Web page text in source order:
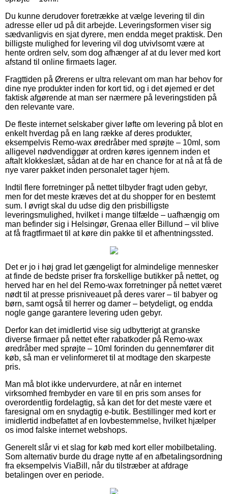
Du kunne derudover foretrække at vælge levering til din
adresse eller ud på dit arbejde. Leveringsformen viser sig
sædvanligvis en sjat dyrere, men endda meget praktisk. Den
billigste mulighed for levering vil dog utvivlsomt være at
hente ordren selv, som dog afhænger af at du lever med kort
afstand til online firmaets lager.
Fragttiden på Ørerens er ultra relevant om man har behov for
dine nye produkter inden for kort tid, og i det øjemed er det
faktisk afgørende at man ser nærmere på leveringstiden på
den relevante vare.
De fleste internet selskaber giver løfte om levering på blot en
enkelt hverdag på en lang række af deres produkter,
eksempelvis Remo-wax øredråber med sprøjte – 10ml, som
alligevel nødvendiggør at ordren køres igennem inden et
aftalt klokkeslæt, sådan at de har en chance for at nå at få de
nye varer pakket inden personalet tager hjem.
Indtil flere forretninger på nettet tilbyder fragt uden gebyr,
men for det meste kræves det at du shopper for en bestemt
sum. I øvrigt skal du udse dig den prisbilligste
leveringsmulighed, hvilket i mange tilfælde – uafhængig om
man befinder sig i Helsingør, Grenaa eller Billund – vil blive
at få fragtfirmaet til at køre din pakke til et afhentningssted.
Det er jo i høj grad let gængeligt for almindelige mennesker
at finde de bedste priser fra forskellige butikker på nettet, og
herved har en hel del Remo-wax forretninger på nettet været
nødt til at presse prisniveauet på deres varer – til babyer og
børn, samt også til herrer og damer – betydeligt, og endda
nogle gange garantere levering uden gebyr.
Derfor kan det imidlertid vise sig udbytterigt at granske
diverse firmaer på nettet efter rabatkoder på Remo-wax
øredråber med sprøjte – 10ml forinden du gennemfører dit
køb, så man er velinformeret til at modtage den skarpeste
pris.
Man må blot ikke undervurdere, at når en internet
virksomhed frembyder en vare til en pris som anses for
overordentlig fordelagtig, så kan det for det meste være et
faresignal om en snydagtig e-butik. Bestillinger med kort er
imidlertid indbefattet af en lovbestemmelse, hvilket hjælper
os imod falske internet webshops.
Generelt slår vi et slag for køb med kort eller mobilbetaling.
Som alternativ burde du drage nytte af en afbetalingsordning
fra eksempelvis ViaBill, når du tilstræber at afdrage
betalingen over en periode.